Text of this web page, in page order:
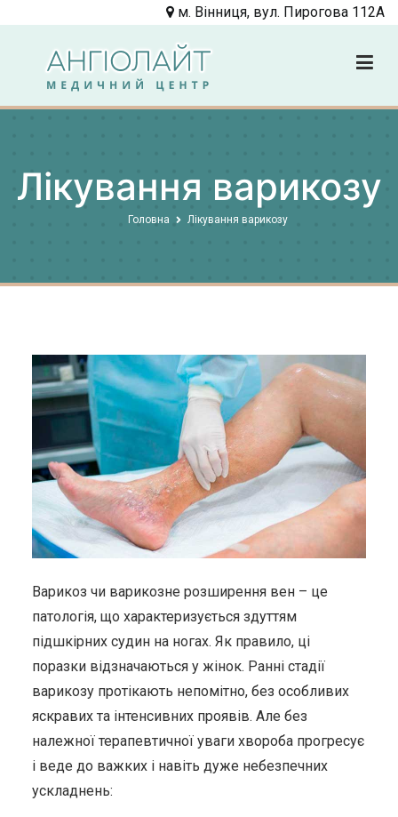
м. Вінниця, вул. Пирогова 112А
Angiolight
Клиника
Лікування варикозу
Головна Лікування варикозу
Варикоз чи варикозне розширення вен – це
патологія, що характеризується здуттям
підшкірних судин на ногах. Як правило, ці
поразки відзначаються у жінок. Ранні стадії
варикозу протікають непомітно, без особливих
яскравих та інтенсивних проявів. Але без
належної терапевтичної уваги хвороба прогресує
і веде до важких і навіть дуже небезпечних
ускладнень: